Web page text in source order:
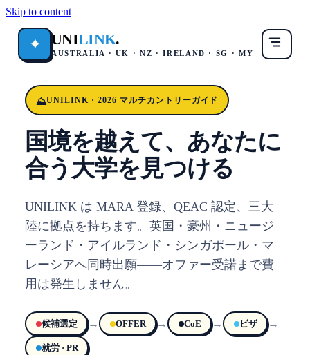
Skip to content
✦ UNILINK.
AUSTRALIA · UK · NZ · IRELAND · SG · MY
UNILINK · 2026 マルチカントリーガイド
国境を越えて、あなたに
合う大学を見つける
UNILINK は MARA 登録、QEAC 認定、三大
陸に拠点を持ちます。英国・豪州・ニュージ
ーランド・アイルランド・シンガポール・マ
レーシアへ同時出願——オファー受諾まで費
用は発生しません。
候補選定 → OFFER → CoE → ビザ →
就労 · PR